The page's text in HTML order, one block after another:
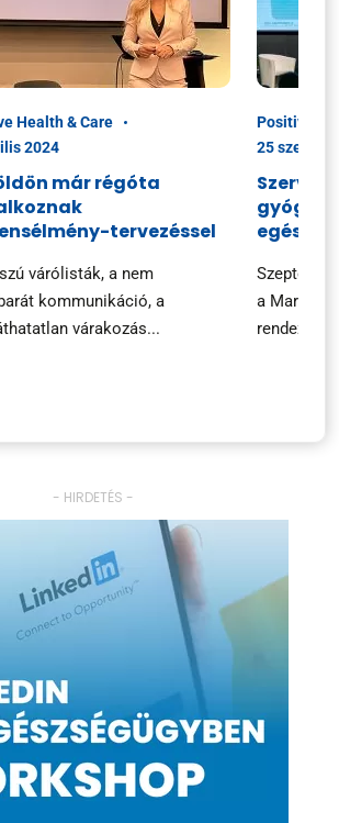
Health & Care
2024
már régóta
tervezéssel
várólisták, a nem
kommunikáció, a
várakozás...
Positive
25
a
- HIRDETÉS -